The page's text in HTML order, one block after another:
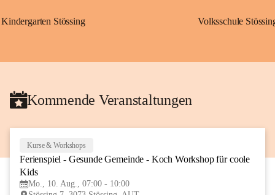
Kindergarten Stössing Volksschule
Kommende Veranstaltungen
AUG
Kurse & Workshops
Ferienspiel - Gesunde Gemeinde - Koch Workshop für coole
Kids
Mo., 10. Aug., 07:00 - 10:00